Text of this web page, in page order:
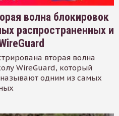
волна блокировок
распространенных и
вторая волна
WireGuard, который
одним из самых